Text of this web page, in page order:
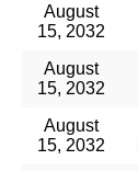
August
15, 2032
August
15, 2032
August
15, 2032